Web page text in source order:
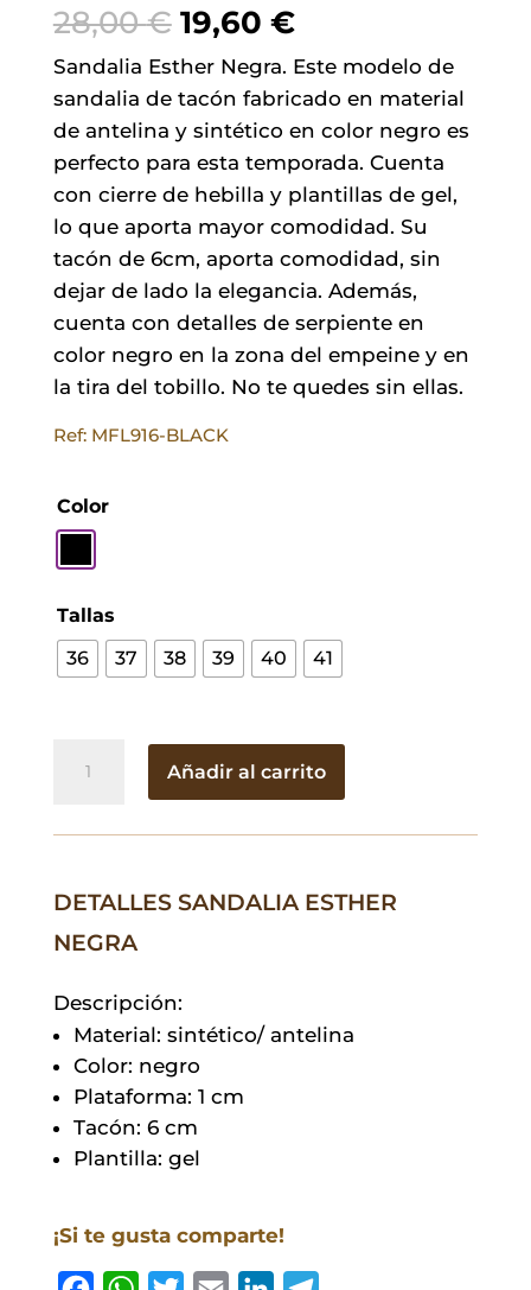
28,00€ El
precio
original
era:
28,00 €.
19,60 €El
precio
actual
es:
19,60 €.
Sandalia Esther Negra. Este modelo de
sandalia de tacón fabricado en material
de antelina y sintético en color negro es
perfecto para esta temporada. Cuenta
con cierre de hebilla y plantillas de gel,
lo que aporta mayor comodidad. Su
tacón de 6cm, aporta comodidad, sin
dejar de lado la elegancia. Además,
cuenta con detalles de serpiente en
color negro en la zona del empeine y en
la tira del tobillo. No te quedes sin ellas.
Ref: MFL916-BLACK
Color
Tallas
36
37 38 39 40 41
Añadir al carrito
DETALLES SANDALIA ESTHER
NEGRA
Descripción:
Material: sintético/ antelina
Color: negro
Plataforma: 1 cm
Tacón: 6 cm
Plantilla: gel
¡Si te gusta comparte!